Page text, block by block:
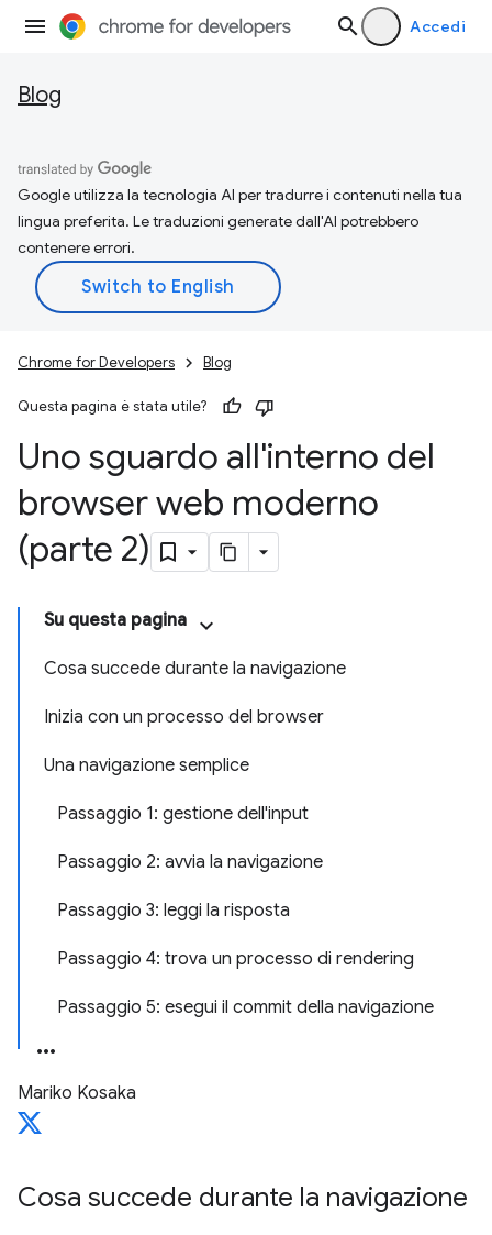
Accedi
Blog
Google utilizza la tecnologia AI per tradurre i contenuti nella tua
lingua preferita. Le traduzioni generate dall'AI potrebbero
contenere errori.
Chrome for Developers Blog
Questa pagina è stata utile?
Uno sguardo all'interno del
browser web moderno
(parte 2)
Su questa pagina
Cosa succede durante la navigazione
Inizia con un processo del browser
Una navigazione semplice
Passaggio 1: gestione dell'input
Passaggio 2: avvia la navigazione
Passaggio 3: leggi la risposta
Passaggio 4: trova un processo di rendering
Passaggio 5: esegui il commit della navigazione
Mariko Kosaka
Cosa succede durante la navigazione